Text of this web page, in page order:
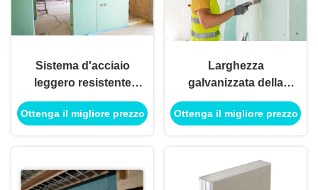
Sistema d'acciaio
leggero resistente
Keel Zinc Coated del
muro divisorio
Ottenga il migliore prezzo
Larghezza
galvanizzata della
pista 50mm della
parete di Manica di
pannello di carta e
gesso
Ottenga il migliore prezzo